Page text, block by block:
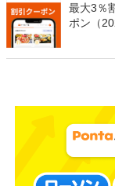
最大3％
ポン（